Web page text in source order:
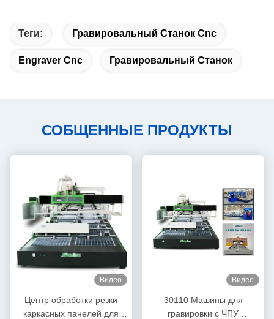
Теги: Гравировальный Станок Cnc
Engraver Cnc Гравировальный Станок
СОБЩЕННЫЕ ПРОДУКТЫ
Видео
Центр обработки резки
каркасных панелей для
Видео
30110 Машины для
гравировки с ЧПУ